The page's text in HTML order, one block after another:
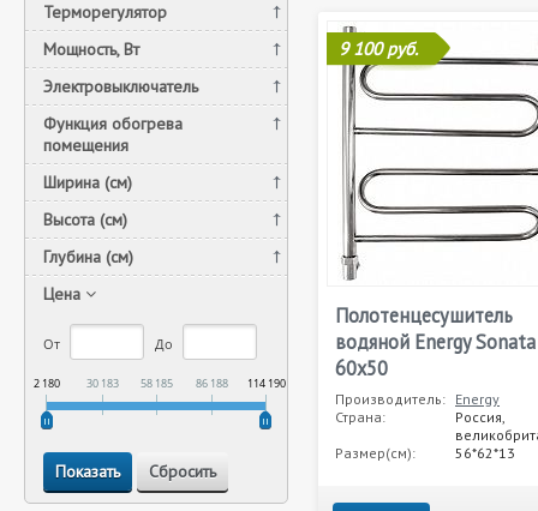
Терморегулятор
Мощность, Вт
Электровыключатель
Функция обогрева
помещения
Ширина (см)
Высота (см)
Глубина (см)
Цена
От До
2 180 30 183 58 185 86 188 114 190
9 100 руб.
Полотенцесушитель
водяной Energy Sonata
60x50
Производитель: Energy
Страна:
Россия,
Размер(см):
56*62*13